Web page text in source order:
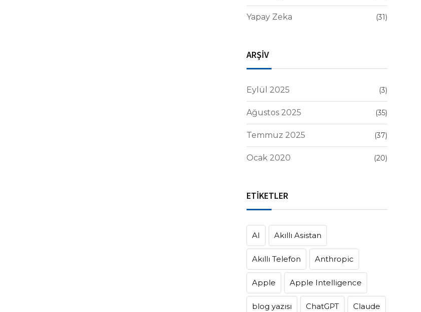
Yapay Zeka (31)
ARŞİV
Eylül 2025 (3)
Ağustos 2025 (35)
Temmuz 2025 (37)
Ocak 2020 (20)
ETİKETLER
AI Akıllı Asistan
Akıllı Telefon Anthropic
Apple Apple Intelligence
blog yazısı ChatGPT Claude